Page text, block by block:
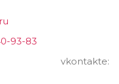
93-83
vkontakte: